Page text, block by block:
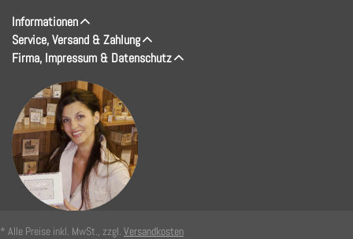
Informationen
Service, Versand & Zahlung
Firma, Impressum & Datenschutz
* Alle Preise inkl. MwSt., zzgl. Versandkosten